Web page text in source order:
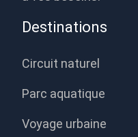
Destinations
Circuit naturel
Parc aquatique
Voyage urbaine